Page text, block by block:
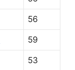
56
59
53